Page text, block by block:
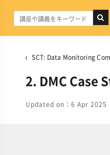
SCT: Data Monitoring
2. DMC Case
Updated on：6 Apr 2025